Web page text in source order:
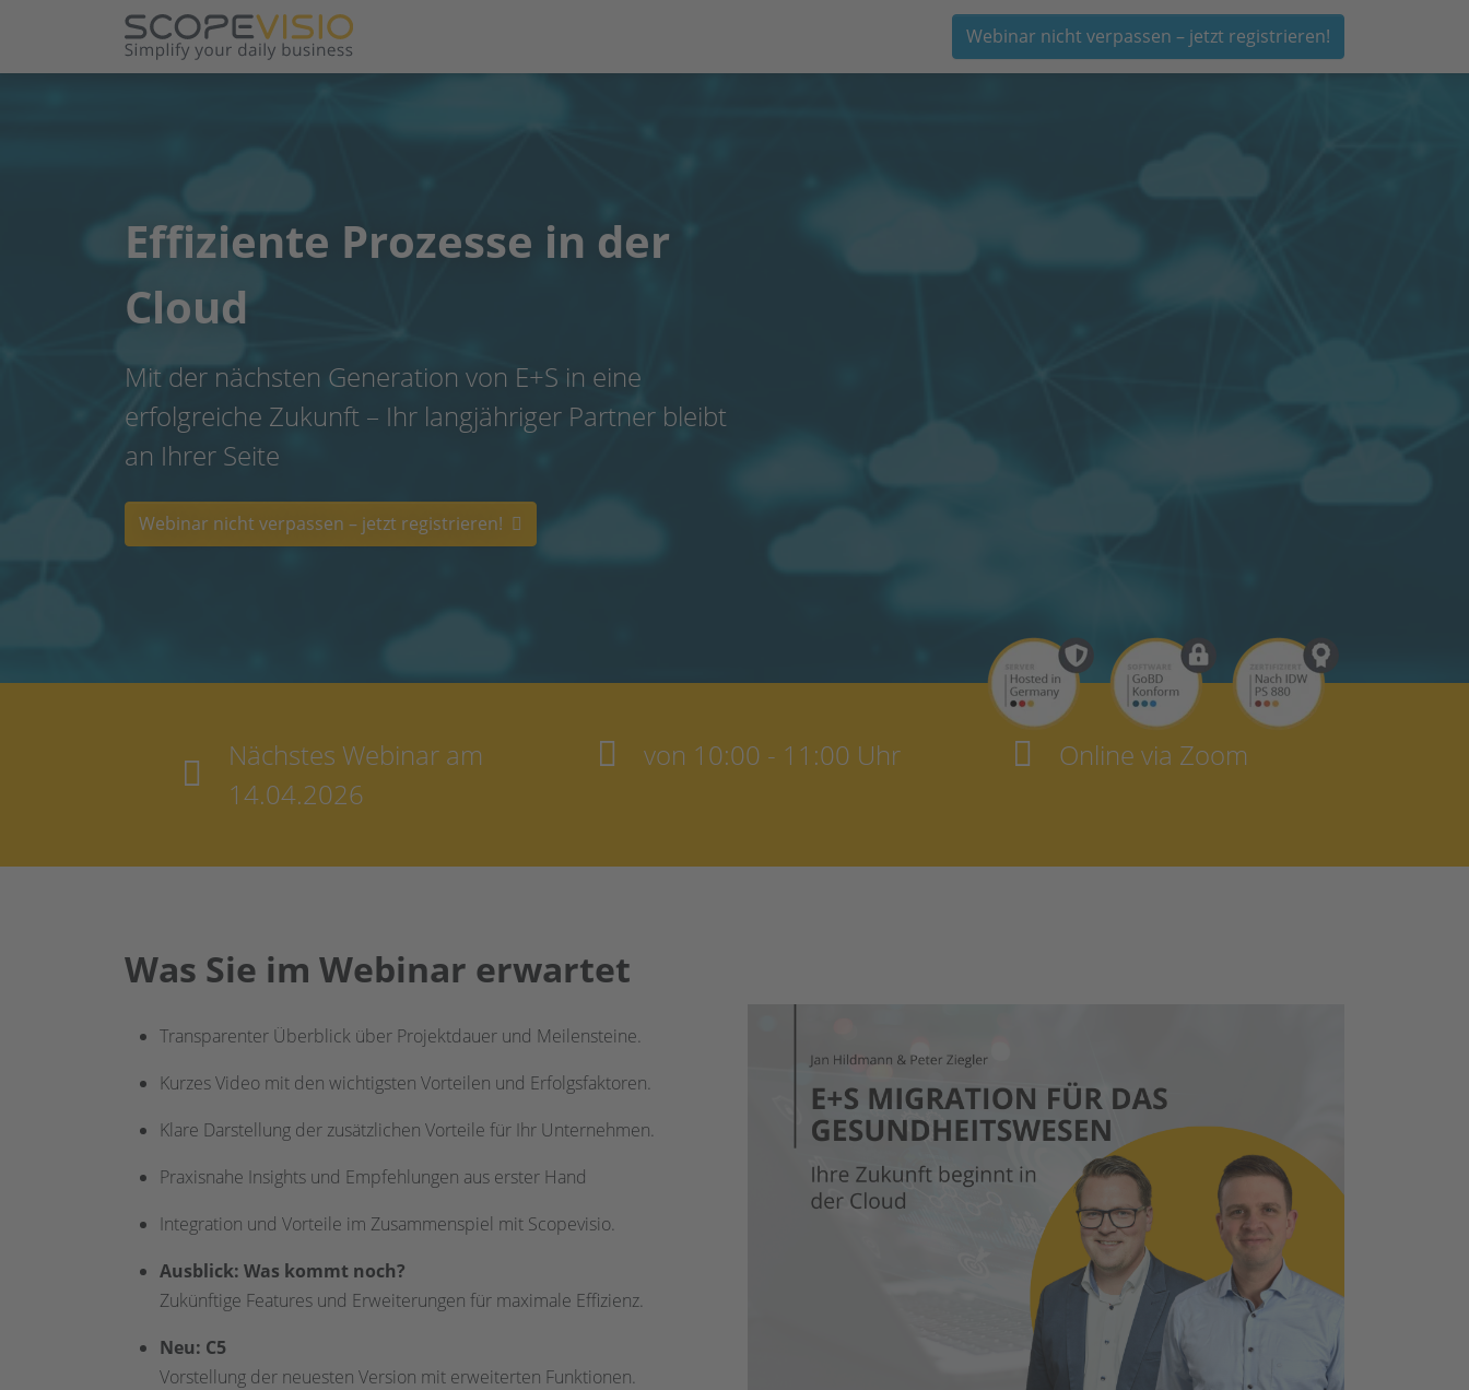
Webinar nicht verpassen – jetzt registrieren!
Effiziente Prozesse in der
Cloud
Mit der nächsten Generation von E+S in eine
erfolgreiche Zukunft – Ihr langjähriger Partner bleibt
an Ihrer Seite
Webinar nicht verpassen – jetzt registrieren!
Nächstes Webinar am
14.04.2026
von 10:00 - 11:00 Uhr Online via Zoom
Was Sie im Webinar erwartet
Transparenter Überblick über Projektdauer und Meilensteine.
Kurzes Video mit den wichtigsten Vorteilen und Erfolgsfaktoren.
Klare Darstellung der zusätzlichen Vorteile für Ihr Unternehmen.
Praxisnahe Insights und Empfehlungen aus erster Hand
Integration und Vorteile im Zusammenspiel mit Scopevisio.
Ausblick: Was kommt noch?
Zukünftige Features und Erweiterungen für maximale Effizienz.
Neu: C5
Vorstellung der neuesten Version mit erweiterten Funktionen.